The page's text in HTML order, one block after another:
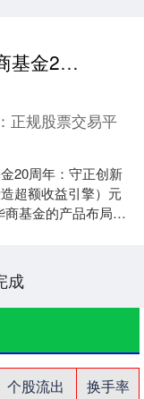
元富证券 华商基金20周年：守正创新 以主动管理实力锻造超额收益引擎
正规股票交易平
20周年：守正创新
超额收益引擎）元
基金的产品布局、
成
个股流出
换手率